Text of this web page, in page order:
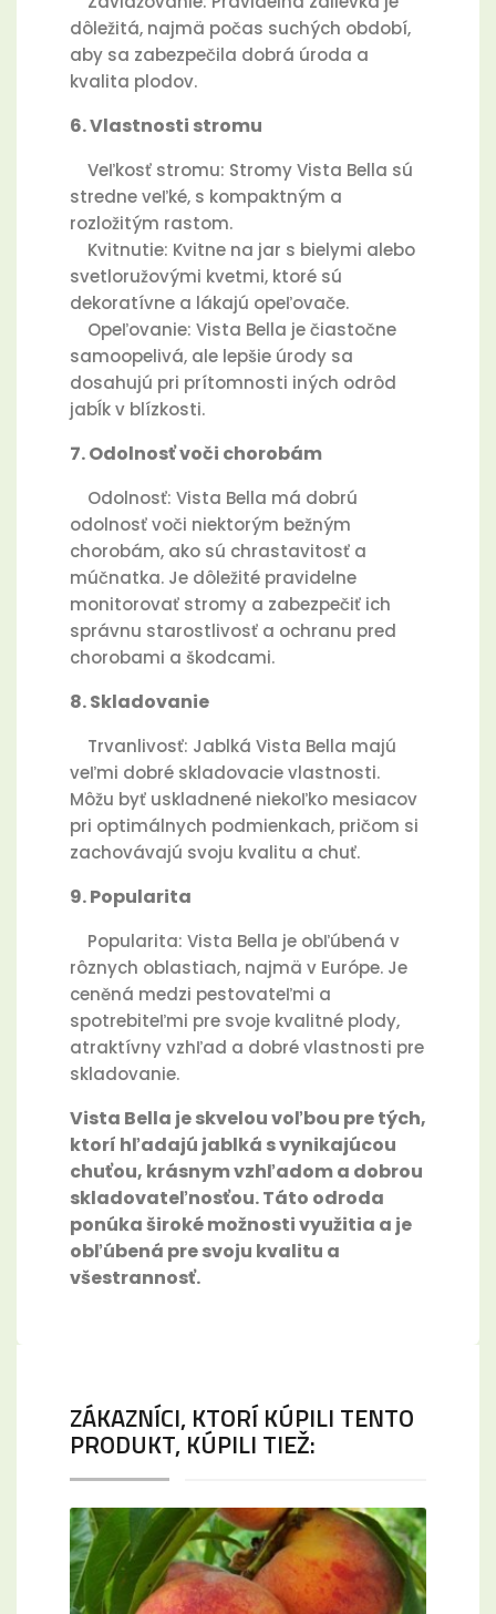
dôležitá, najmä počas suchých období,
aby sa zabezpečila dobrá úroda a
kvalita plodov.
6. Vlastnosti stromu
Veľkosť stromu: Stromy Vista Bella sú
stredne veľké, s kompaktným a
rozložitým rastom.
Kvitnutie: Kvitne na jar s bielymi alebo
svetloružovými kvetmi, ktoré sú
dekoratívne a lákajú opeľovače.
Opeľovanie: Vista Bella je čiastočne
samoopelivá, ale lepšie úrody sa
dosahujú pri prítomnosti iných odrôd
jabĺk v blízkosti.
7. Odolnosť voči chorobám
Odolnosť: Vista Bella má dobrú
odolnosť voči niektorým bežným
chorobám, ako sú chrastavitosť a
múčnatka. Je dôležité pravidelne
monitorovať stromy a zabezpečiť ich
správnu starostlivosť a ochranu pred
chorobami a škodcami.
8. Skladovanie
Trvanlivosť: Jablká Vista Bella majú
veľmi dobré skladovacie vlastnosti.
Môžu byť uskladnené niekoľko mesiacov
pri optimálnych podmienkach, pričom si
zachovávajú svoju kvalitu a chuť.
9. Popularita
Popularita: Vista Bella je obľúbená v
rôznych oblastiach, najmä v Európe. Je
ceněná medzi pestovateľmi a
spotrebiteľmi pre svoje kvalitné plody,
atraktívny vzhľad a dobré vlastnosti pre
skladovanie.
Vista Bella je skvelou voľbou pre tých,
ktorí hľadajú jablká s vynikajúcou
chuťou, krásnym vzhľadom a dobrou
skladovateľnosťou. Táto odroda
ponúka široké možnosti využitia a je
obľúbená pre svoju kvalitu a
všestrannosť.
ZÁKAZNÍCI, KTORÍ KÚPILI TENTO
PRODUKT, KÚPILI TIEŽ: